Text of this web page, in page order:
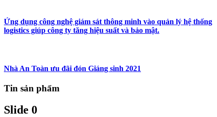
Ứng dụng công nghệ giám sát thông minh vào quản lý hệ thống
logistics giúp công ty tăng hiệu suất và bảo mật.
Nhà An Toàn ưu đãi đón Giáng sinh 2021
Tin sản phẩm
Slide 0